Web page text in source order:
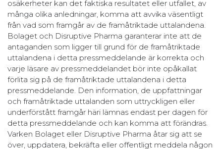
osäkerheter kan det faktiska resultatet eller utfallet, av
många olika anledningar, komma att avvika väsentligt
från vad som framgår av de framåtriktade uttalandena.
Bolaget och Disruptive Pharma garanterar inte att de
antaganden som ligger till grund för de framåtriktade
uttalandena i detta pressmeddelande är korrekta och
varje läsare av pressmeddelandet bör inte opåkallat
förlita sig på de framåtriktade uttalandena i detta
pressmeddelande. Den information, de uppfattningar
och framåtriktade uttalanden som uttryckligen eller
underförstått framgår häri lämnas endast per dagen för
detta pressmeddelande och kan komma att förändras.
Varken Bolaget eller Disruptive Pharma åtar sig att se
över, uppdatera, bekräfta eller offentligt meddela någon